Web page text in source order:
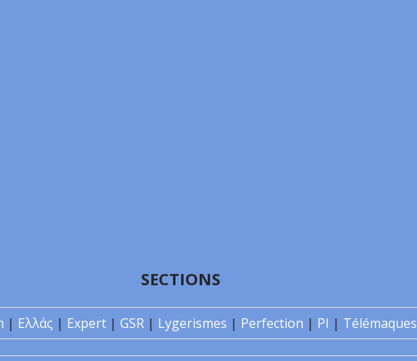
SECTIONS
| Ελλάς | Expert | GSR | Lygerismes | Perfection | PI | Télémaques